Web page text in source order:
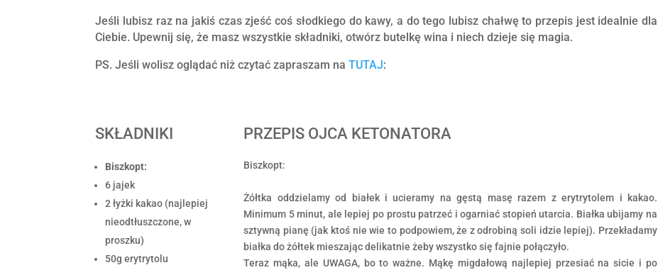
Jeśli lubisz raz na jakiś czas zjeść coś słodkiego do kawy, a do tego lubisz chałwę to przepis jest idealnie dla
Ciebie. Upewnij się, że masz wszystkie składniki, otwórz butelkę wina i niech dzieje się magia.
PS. Jeśli wolisz oglądać niż czytać zapraszam naTUTAJ:
SKŁADNIKI
Biszkopt:
6 jajek
2 łyżki kakao (najlepiej
nieodtłuszczone, w
proszku)
50g erytrytolu
PRZEPIS OJCA KETONATORA
Biszkopt:
Żółtka oddzielamy od białek i ucieramy na gęstą masę razem z erytrytolem i kakao.
Minimum 5 minut, ale lepiej po prostu patrzeć i ogarniać stopień utarcia. Białka ubijamy na
sztywną pianę (jak ktoś nie wie to podpowiem, że z odrobiną soli idzie lepiej). Przekładamy
białka do żółtek mieszając delikatnie żeby wszystko się fajnie połączyło.
Teraz mąka, ale UWAGA, bo to ważne. Mąkę migdałową najlepiej przesiać na sicie i po